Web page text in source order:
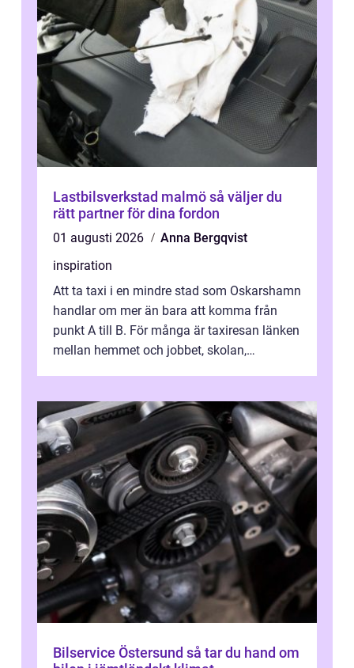
Lastbilsverkstad malmö så väljer du
rätt partner för dina fordon
01 augusti 2026
Anna Bergqvist
inspiration
Att ta taxi i en mindre stad som Oskarshamn
handlar om mer än bara att komma från
punkt A till B. För många är taxiresan länken
mellan hemmet och jobbet, skolan,
Bilservice Östersund så tar du hand om